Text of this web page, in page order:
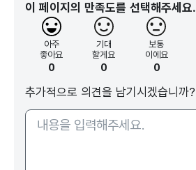
이 페이지의 만족도를 선택해주세요.
아주
좋아요
0
기대
할게요
0
보통
이에요
0
추가적으로 의견을 남기시겠습니까?